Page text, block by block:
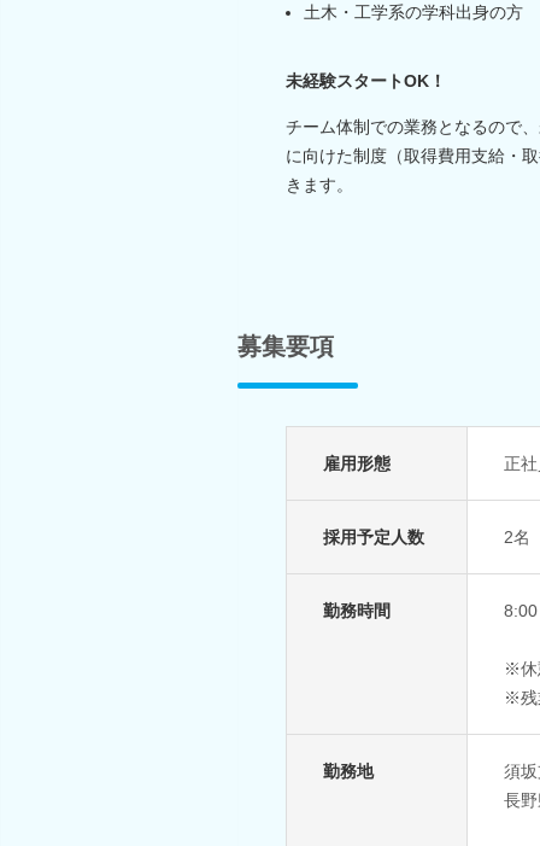
土木・工学系の学科出身の方
未経験スタートOK！
チーム体制での業務となるので
に向けた制度（取得費用支給・
きます。
募集要項
雇用形態 正
採用予定人数 2名
勤務時間
※休
※残
勤務地
須
長